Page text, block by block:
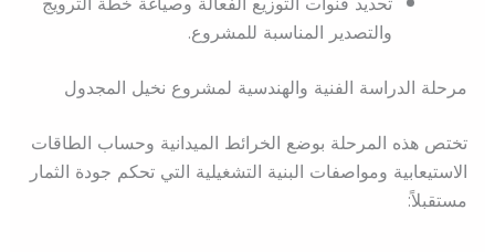
والتصدير المناسبة للمشروع.
مرحلة الدراسة الفنية والهندسية لمشروع نخيل المجدول
تختص هذه المرحلة بوضع الخرائط الميدانية وحساب الطاقات
الاستيعابية ومواصفات البنية التشغيلية التي تحكم جودة الثمار
مستقبلاً: